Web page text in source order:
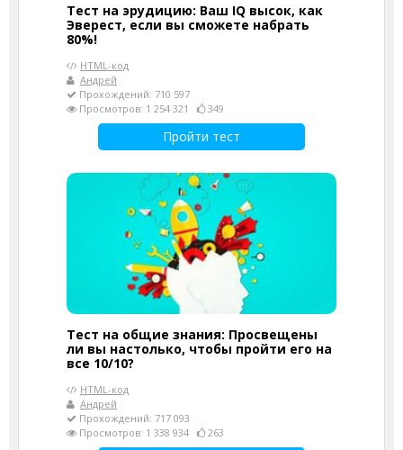
Тест на эрудицию: Ваш IQ высок, как
Эверест, если вы сможете набрать
80%!
HTML-код
Андрей
Прохождений: 710 597
Просмотров: 1 254 321
349
Пройти тест
Тест на общие знания: Просвещены
ли вы настолько, чтобы пройти его на
все 10/10?
HTML-код
Андрей
Прохождений: 717 093
Просмотров: 1 338 934
263